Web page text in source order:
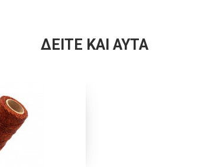
ΔΕΊΤΕ ΚΑΙ ΑΥΤΆ